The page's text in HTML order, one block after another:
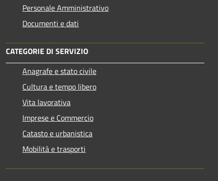
Personale Amministrativo
Documenti e dati
CATEGORIE DI SERVIZIO
Anagrafe e stato civile
Cultura e tempo libero
Vita lavorativa
Imprese e Commercio
Catasto e urbanistica
Mobilità e trasporti